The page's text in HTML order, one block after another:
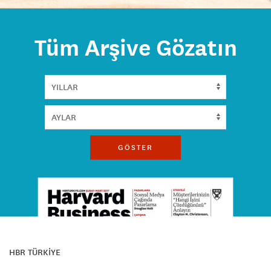
Tüm Arşive Gözatın
GÖSTER
HBR TÜRKİYE